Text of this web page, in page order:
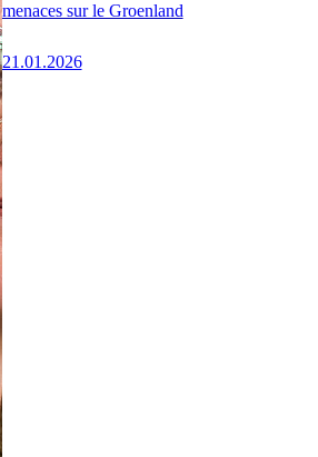
menaces sur le Groenland
21.01.2026